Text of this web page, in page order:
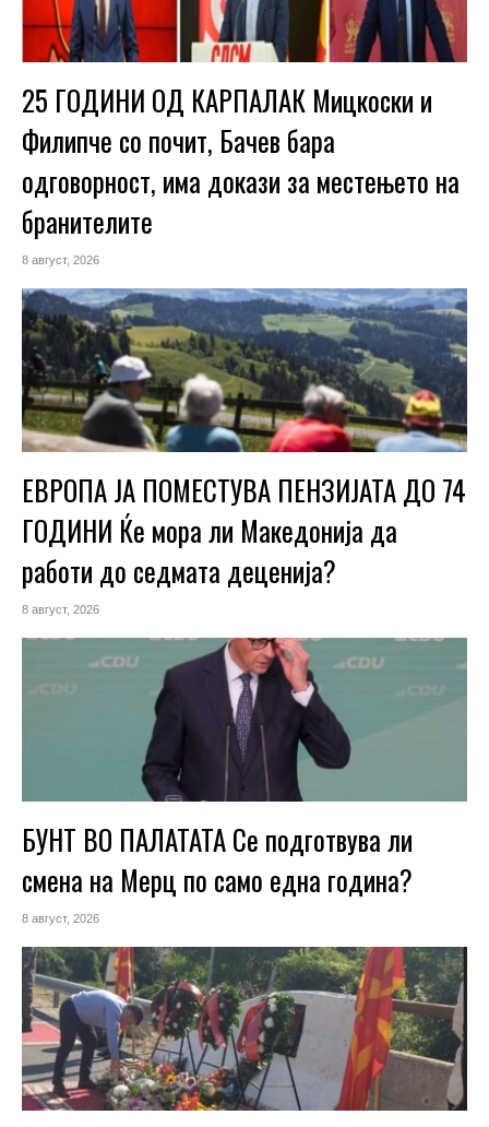
25 ГОДИНИ ОД КАРПАЛАК Мицкоски и
Филипче со почит, Бачев бара
одговорност, има докази за местењето на
бранителите
8 август, 2026
ЕВРОПА ЈА ПОМЕСТУВА ПЕНЗИЈАТА ДО 74
ГОДИНИ Ќе мора ли Македонија да
работи до седмата деценија?
8 август, 2026
БУНТ ВО ПАЛАТАТА Се подготвува ли
смена на Мерц по само една година?
8 август, 2026